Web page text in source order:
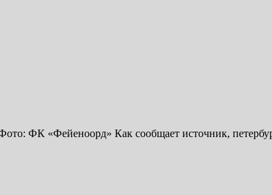
ФК «Фейеноорд» Как сообщает источник,